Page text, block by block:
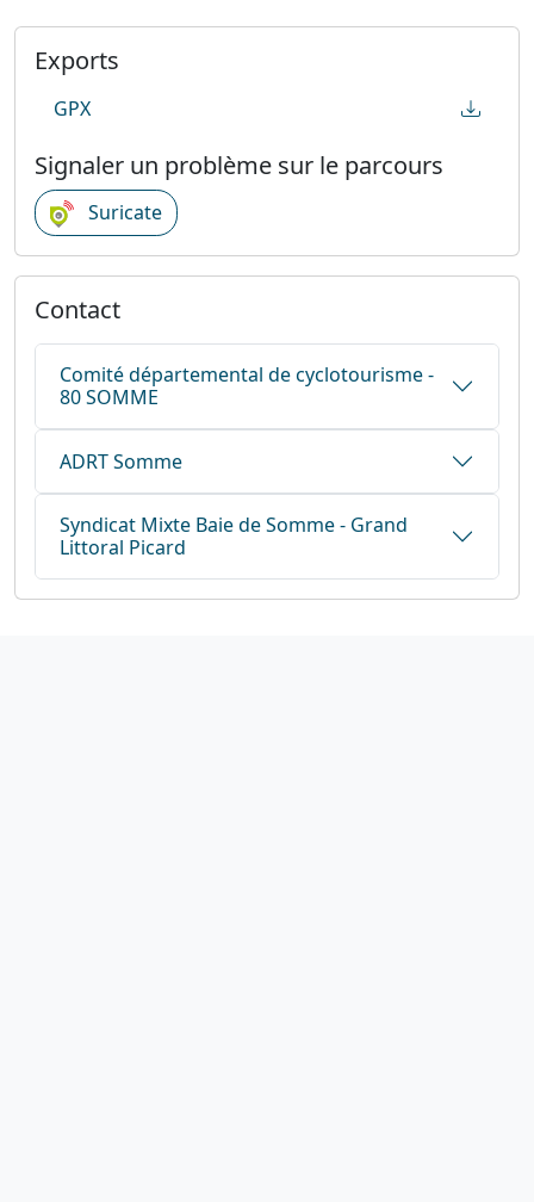
Exports
GPX
Signaler un problème sur le parcours
Suricate
Contact
Comité départemental de cyclotourisme -
80 SOMME
ADRT Somme
Syndicat Mixte Baie de Somme - Grand
Littoral Picard